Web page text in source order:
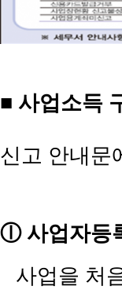
■ 사업소득
신고 안내문
ⓛ 사업자등
사업을 처